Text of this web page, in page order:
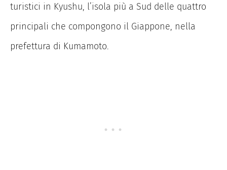
turistici in Kyushu, l’isola più a Sud delle quattro
principali che compongono il Giappone, nella
prefettura di Kumamoto.